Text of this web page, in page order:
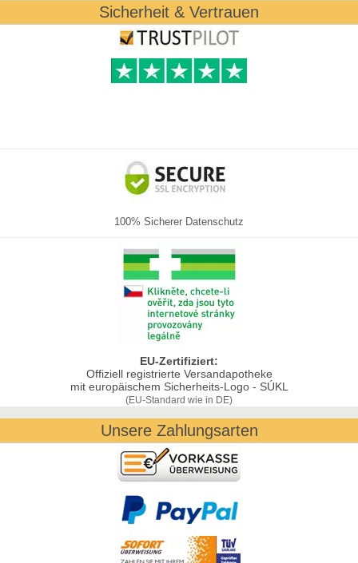
Sicherheit & Vertrauen
100% Sicherer Datenschutz
EU-Zertifiziert:
Offiziell registrierte Versandapotheke
mit europäischem Sicherheits-Logo - SÚKL
(EU-Standard wie in DE)
Unsere Zahlungsarten